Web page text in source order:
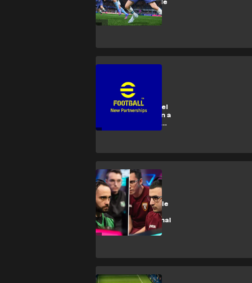
estará disponible
el FIFA 23?
El AC Milan, el
Inter de Milán y el
FC Bayern llegan a
KONAMI
FIFA 22
Final Eight eSerie
A TIM:
¡Semifinales y final
en directo!
FIFA 22